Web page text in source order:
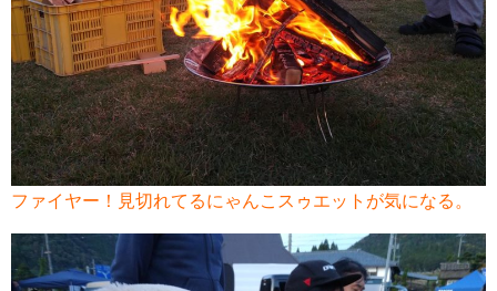
ファイヤー！見切れてるにゃんこスゥエットが気になる。